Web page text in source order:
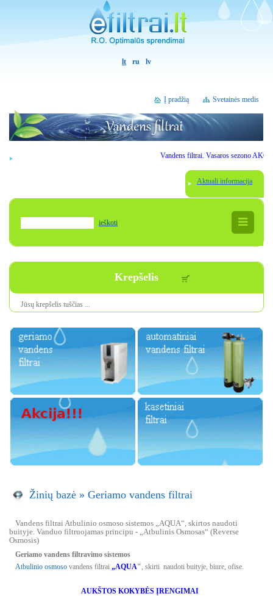
lt ru lv
Svetainės medis
Į pradžią
Vandens filtrai. Vasaros sezono
Aktuali informacija
ieškoti
Krepšelis
Jūsų krepšelis tuščias ...
Žinių bazė » Geriamo vandens filtrai
Vandens filtrai Atbulinio osmoso sistemos „AQUA“, skirtos naudoti
buityje. Vanduo filtruojamas principu - „Atbulinis Osmosas“ (Reverse
Osmosis)
Geriamo vandens filtravimo sistemos
Atbulinio osmoso vandens filtrai „AQUA", skirti naudoti buityje, biure, ofise.
AUKŠTOS KOKYBĖS ĮRENGIMAI